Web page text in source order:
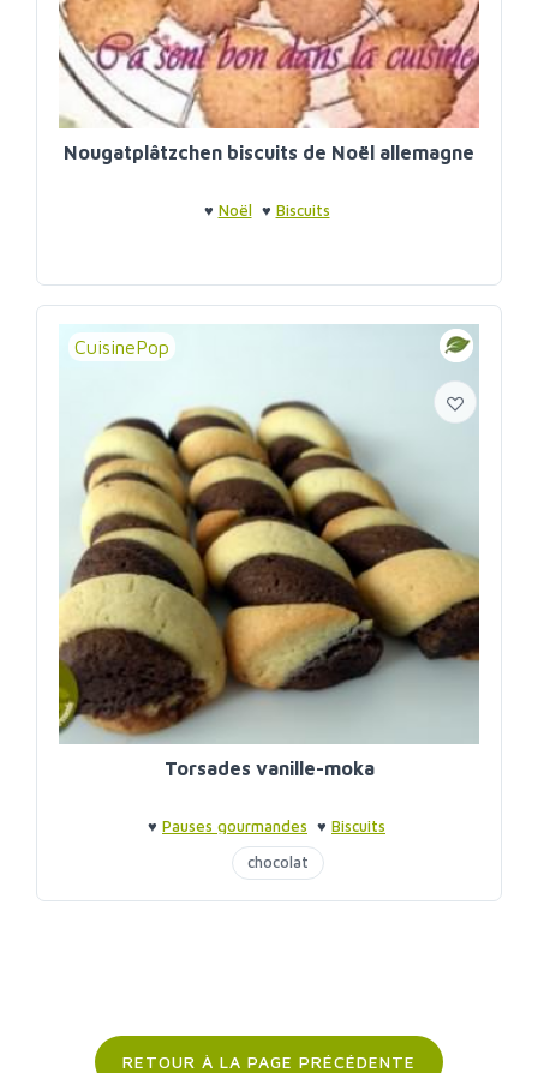
Nougatplâtzchen biscuits de Noël allemagne
♥ Noël♥ Biscuits
CuisinePop
Torsades vanille-moka
♥ Pauses gourmandes ♥ Biscuits
chocolat
RETOUR À LA PAGE PRÉCÉDENTE